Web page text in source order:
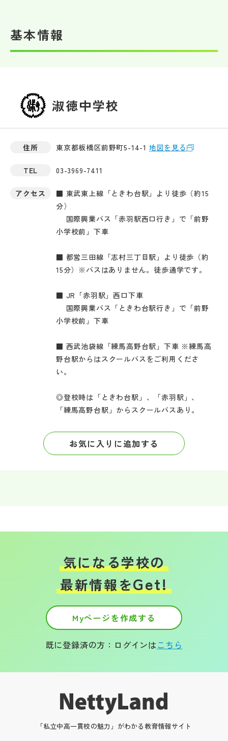
基本情報
淑徳中学校
住所 東京都板橋区前野町5-14-1 地図を見る
TEL 03-3969-7411
アクセス
■ 東武東上線「ときわ台駅」より徒歩（約15
分）
国際興業バス「赤羽駅西口行き」で「前野
小学校前」下車
■ 都営三田線「志村三丁目駅」より徒歩（約
15分）※バスはありません。徒歩通学です。
■ JR「赤羽駅」西口下車
国際興業バス「ときわ台駅行き」で「前野
小学校前」下車
■ 西武池袋線「練馬高野台駅」下車 ※練馬高
野台駅からはスクールバスをご利用くださ
い。
◎登校時は「ときわ台駅」、「赤羽駅」、
「練馬高野台駅」からスクールバスあり。
お気に入りに追加する
気になる学校の
最新情報をGet!
Myページを作成する
既に登録済の方：ログインはこちら
「私立中高一貫校の魅力」がわかる教育情報サイト